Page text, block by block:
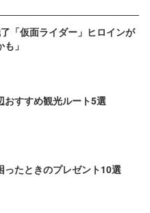
「仮面ライダー」ヒロインが
」
おすすめ観光ルート5選
ったときのプレゼント10選